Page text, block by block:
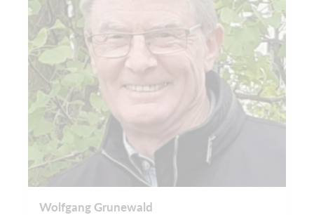
Wolfgang Grunewald